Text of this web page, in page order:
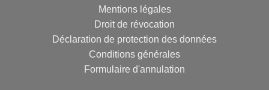
Mentions légales
Droit de révocation
Déclaration de protection des données
Conditions générales
Formulaire d'annulation